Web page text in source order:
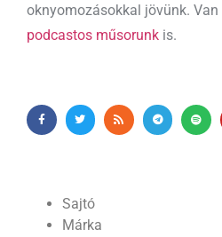
oknyomozásokkal jövünk. Van
podcastos műsorunk is.
Sajtó
Márka